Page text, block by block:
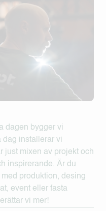
dagen bygger vi
dag installerar vi
just mixen av projekt och
inspirerande. Är du
produktion, desing
event eller fasta
vi mer!